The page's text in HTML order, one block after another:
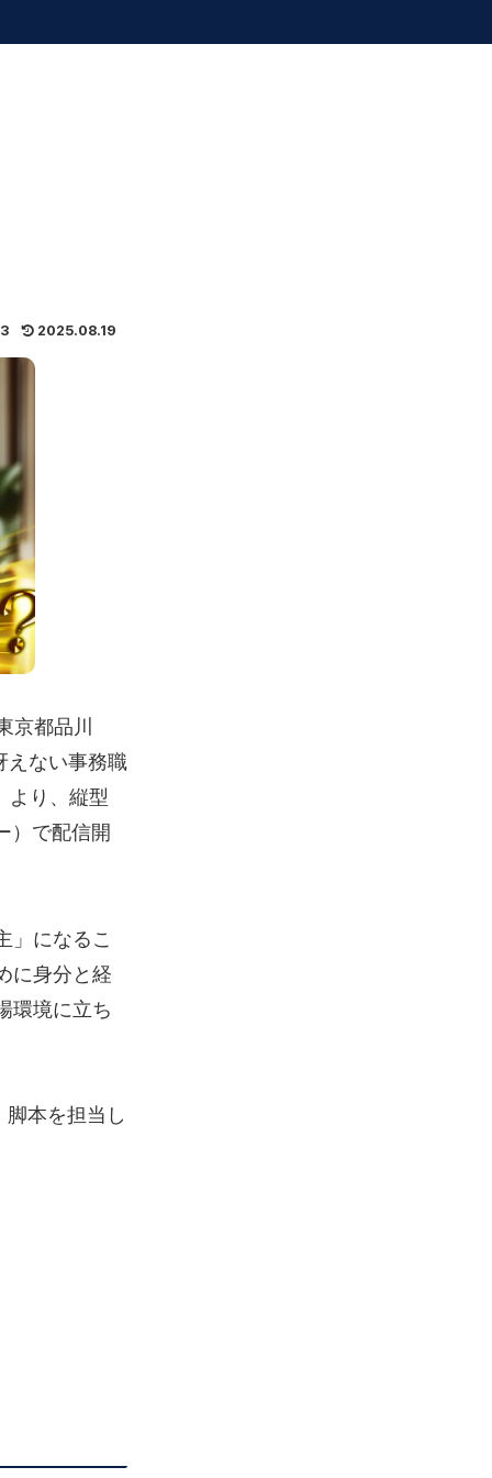
2025.08.19
京都品川
えない事務職
より、縦型
）で配信開
」になるこ
に身分と経
環境に立ち
本を担当し